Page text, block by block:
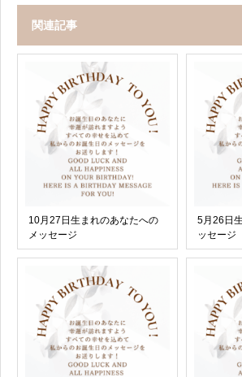
関連記事
10月27日生まれのあなたへの
メッセージ
5月26日
ッセージ